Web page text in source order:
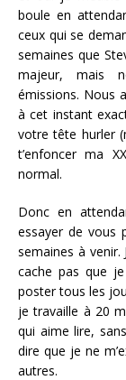
boule en
ceux qui se
semaines que
majeur, mais
émissions. Nous
à cet instant
votre tête hurler
t’enfoncer ma
normal.
Donc en
essayer de vous
semaines à venir.
cache pas que
poster tous les
je travaille à 20
qui aime lire,
dire que je ne
autres.